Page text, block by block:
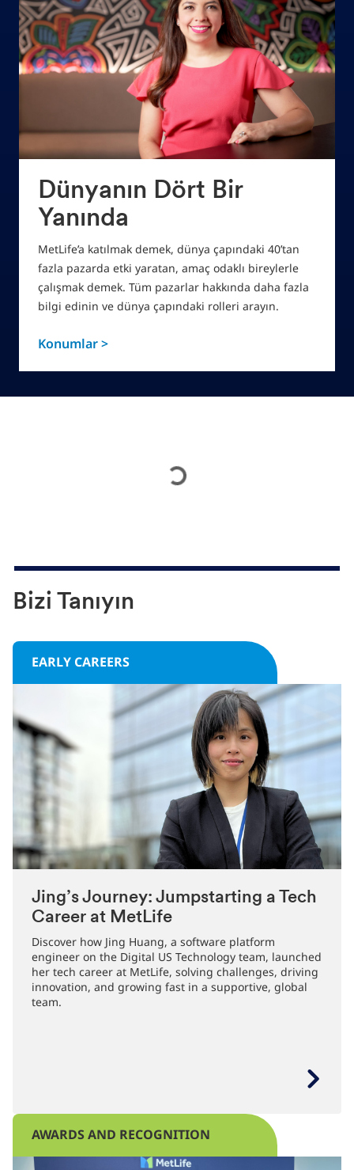
Dünyanın Dört Bir
Yanında
MetLife’a katılmak demek, dünya çapındaki 40’tan
fazla pazarda etki yaratan, amaç odaklı bireylerle
çalışmak demek. Tüm pazarlar hakkında daha fazla
bilgi edinin ve dünya çapındaki rolleri arayın.
Konumlar >
Bizi Tanıyın
EARLY CAREERS
Jing’s Journey: Jumpstarting a Tech
Career at MetLife
Discover how Jing Huang, a software platform
engineer on the Digital US Technology team, launched
her tech career at MetLife, solving challenges, driving
innovation, and growing fast in a supportive, global
team.
AWARDS AND RECOGNITION